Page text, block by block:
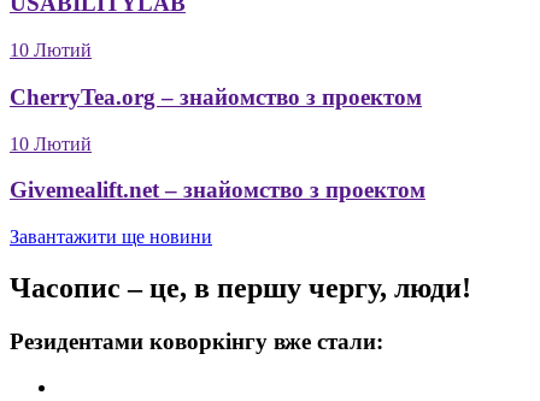
10 Лютий
CherryTea.org – знайомство з проектом
10 Лютий
Givemealift.net – знайомство з проектом
Завантажити ще новини
Часопис – це, в першу чергу, люди!
Резидентами коворкінгу вже стали: